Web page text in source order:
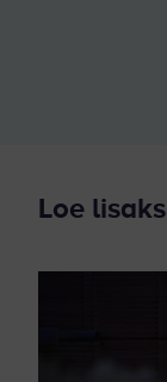
Loe lisaks